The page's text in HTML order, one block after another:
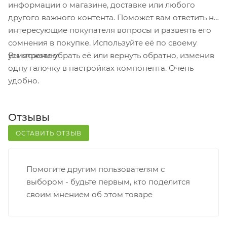
кассовой зоне и назовите номер.
Постамат. Когда заказ поступит на точку, на ваш
телефон или e-mail придет уникальный код.
Заказ нужно оплатить в терминале постамата.
Срок хранения — 3 дня.
Почтовая доставка через почту России. Когда
оценить состояние коробки: вес, целостность.
Вскрывать коробку самостоятельно вы можете
не должна превышать 100 000 р.
информации о магазине, доставке или любого
другого важного контента. Поможет вам ответить на
интересующие покупателя вопросы и развеять его
сомнения в покупке. Используйте её по своему
усмотрению.
Вы можете убрать её или вернуть обратно, изменив
одну галочку в настройках компонента. Очень
удобно.
Отзывы
ОСТАВИТЬ ОТЗЫВ
Помогите другим пользователям с
выбором - будьте первым, кто поделится
своим мнением об этом товаре